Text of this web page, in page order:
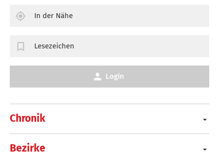
Chronik
Bezirke
In der Nähe
Lesezeichen
Login